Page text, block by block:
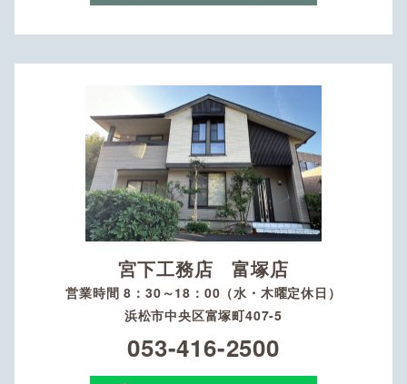
宮下工務店 富塚店
営業時間 8：30～18：00（水・木曜定休日）
浜松市中央区富塚町407-5
053-416-2500